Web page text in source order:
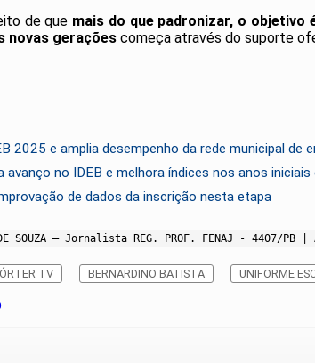
de que mais do que padronizar, o objetivo
novas gerações começa através do suporte
2025 e amplia desempenho da rede municipal de
avanço no IDEB e melhora índices nos anos
de dados da inscrição nesta etapa
DE SOUZA – Jornalista REG. PROF. FENAJ - 4407/PB
TV BERNARDINO BATISTA UNIFORME